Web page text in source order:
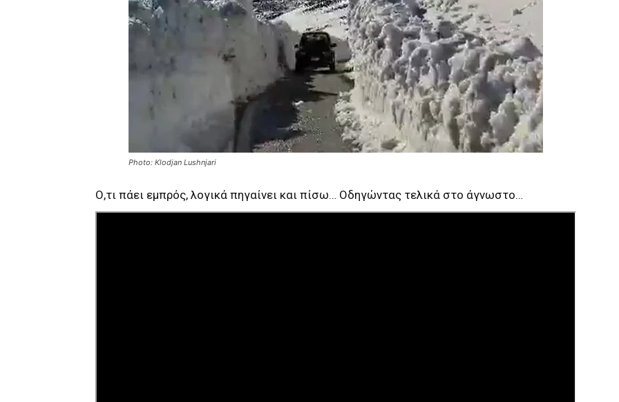
Photo: Klodjan Lushnjari
Ο,τι πάει εμπρός, λογικά πηγαίνει και πίσω… Οδηγώντας τελικά στο άγνωστο…